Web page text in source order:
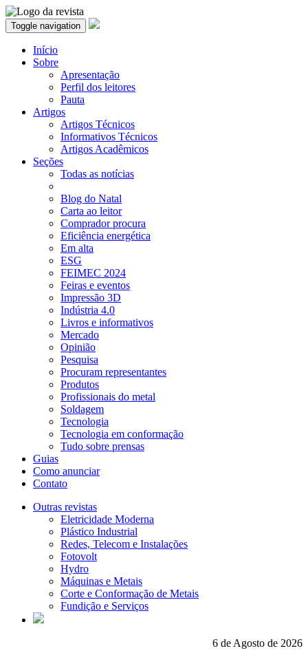
Toggle navigation
Início
Sobre
Apresentação
Perfil dos leitores
Pauta
Artigos
Artigos Técnicos
Informativos Técnicos
Artigos Acadêmicos
Seções
Todas as notícias
Blog do Natal
Carta ao leitor
Comprador procura
Eficiência energética
Em alta
ESG
FEIMEC 2024
Feiras e eventos
Impressão 3D
Indústria 4.0
Livros e informativos
Mercado
Opinião
Pesquisa
Procuram representantes
Produtos
Profissionais do metal
Soldagem
Tecnologia
Tecnologia em conformação
Tudo sobre prensas
Guias
Como anunciar
Contato
Outras revistas
Eletricidade Moderna
Plástico Industrial
Redes, Telecom e Instalações
Fotovolt
Hydro
Máquinas e Metais
Corte e Conformação de Metais
Fundição e Serviços
6 de Agosto de 2026